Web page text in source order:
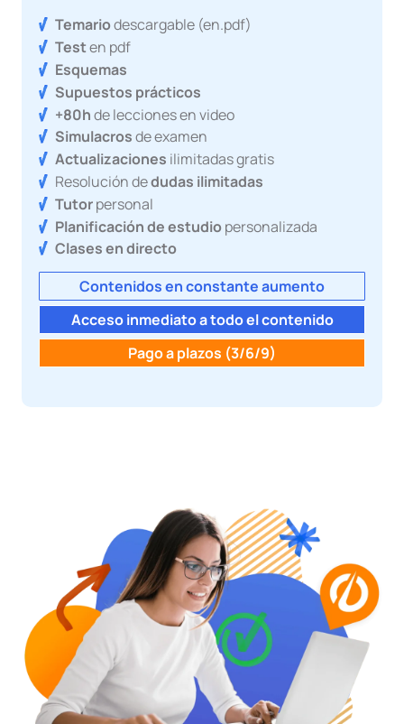
Temariodescargable (en.pdf)
Testen pdf
Esquemas
Supuestos prácticos
+80hde lecciones en video
Simulacrosde examen
Actualizaciones ilimitadas gratis
Resolución dedudas ilimitadas
Tutorpersonal
Planificación de estudiopersonalizada
Clases en directo
Contenidos en constante aumento
Acceso inmediato a todo el contenido
Pago a plazos (3/6/9)